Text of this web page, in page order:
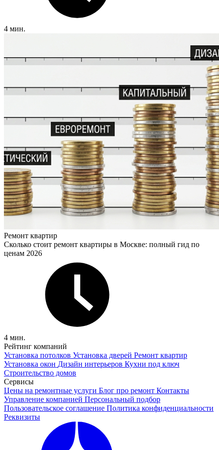
4 мин.
Ремонт квартир
Сколько стоит ремонт квартиры в Москве: полный гид по
ценам 2026
4 мин.
Рейтинг компаний
Установка потолков Установка дверей Ремонт квартир
Установка окон Дизайн интерьеров Кухни под ключ
Строительство домов
Сервисы
Цены на ремонтные услуги Блог про ремонт Контакты
Управление компанией Персональный подбор
Пользовательское соглашение Политика конфиденциальности
Реквизиты